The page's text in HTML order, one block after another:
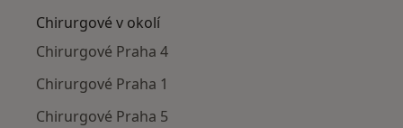
Chirurgové v okolí
Chirurgové Praha 4
Chirurgové Praha 1
Chirurgové Praha 5